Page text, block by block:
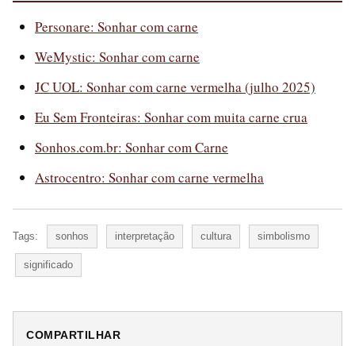
Personare: Sonhar com carne
WeMystic: Sonhar com carne
JC UOL: Sonhar com carne vermelha (julho 2025)
Eu Sem Fronteiras: Sonhar com muita carne crua
Sonhos.com.br: Sonhar com Carne
Astrocentro: Sonhar com carne vermelha
Tags: sonhos interpretação cultura simbolismo
significado
COMPARTILHAR